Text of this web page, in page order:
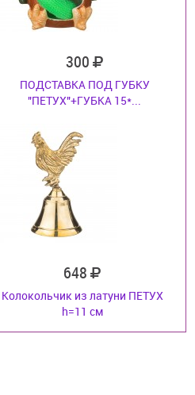
300
ПОДСТАВКА ПОД ГУБКУ
"ПЕТУХ"+ГУБКА 15*...
648
Колокольчик из латуни ПЕТУХ
h=11 см